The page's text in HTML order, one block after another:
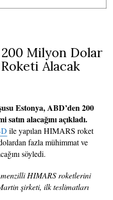
200 Milyon Dolar
Alacak
Estonya, ABD’den 200
alacağını açıkladı.
ile yapılan HIMARS roket
fazla mühimmat ve
söyledi.
HIMARS roketlerini
şirketi, ilk teslimatları